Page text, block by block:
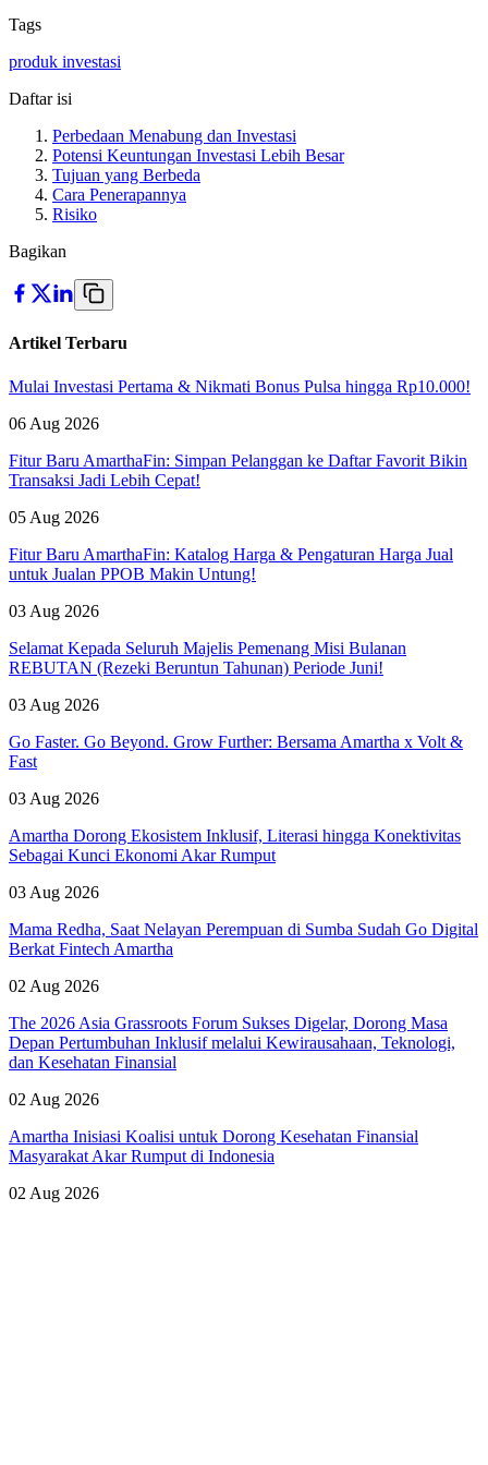
Tags
produk investasi
Daftar isi
Perbedaan Menabung dan Investasi
Potensi Keuntungan Investasi Lebih Besar
Tujuan yang Berbeda
Cara Penerapannya
Risiko
Bagikan
Artikel Terbaru
Mulai Investasi Pertama & Nikmati Bonus Pulsa hingga Rp10.000!
06 Aug 2026
Fitur Baru AmarthaFin: Simpan Pelanggan ke Daftar Favorit Bikin
Transaksi Jadi Lebih Cepat!
05 Aug 2026
Fitur Baru AmarthaFin: Katalog Harga & Pengaturan Harga Jual
untuk Jualan PPOB Makin Untung!
03 Aug 2026
Selamat Kepada Seluruh Majelis Pemenang Misi Bulanan
REBUTAN (Rezeki Beruntun Tahunan) Periode Juni!
03 Aug 2026
Go Faster. Go Beyond. Grow Further: Bersama Amartha x Volt &
Fast
03 Aug 2026
Amartha Dorong Ekosistem Inklusif, Literasi hingga Konektivitas
Sebagai Kunci Ekonomi Akar Rumput
03 Aug 2026
Mama Redha, Saat Nelayan Perempuan di Sumba Sudah Go Digital
Berkat Fintech Amartha
02 Aug 2026
The 2026 Asia Grassroots Forum Sukses Digelar, Dorong Masa
Depan Pertumbuhan Inklusif melalui Kewirausahaan, Teknologi,
dan Kesehatan Finansial
02 Aug 2026
Amartha Inisiasi Koalisi untuk Dorong Kesehatan Finansial
Masyarakat Akar Rumput di Indonesia
02 Aug 2026